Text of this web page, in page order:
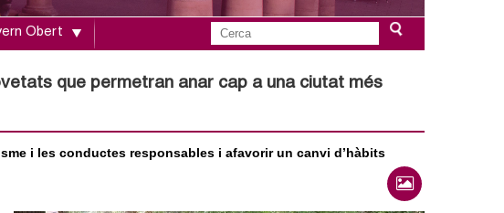
Obert
F
o
m
e
que permetran anar cap a una ciutat més
i les conductes responsables i afavorir un canvi d’hàbits